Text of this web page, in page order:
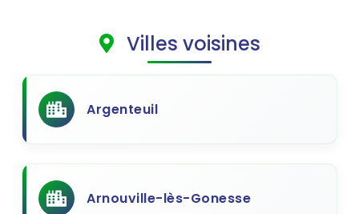
Villes voisines
Argenteuil
Arnouville-lès-Gonesse